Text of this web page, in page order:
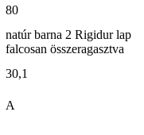
80
natúr barna 2 Rigidur lap
falcosan összeragasztva
30,1
A